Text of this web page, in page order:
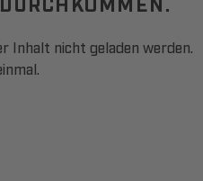
Inhalt nicht geladen werden.